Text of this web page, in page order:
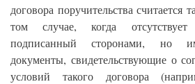
договора поручительства считается
том случае, когда
подписанный сторонами, но
документы, свидетельствующие о
условий такого договора